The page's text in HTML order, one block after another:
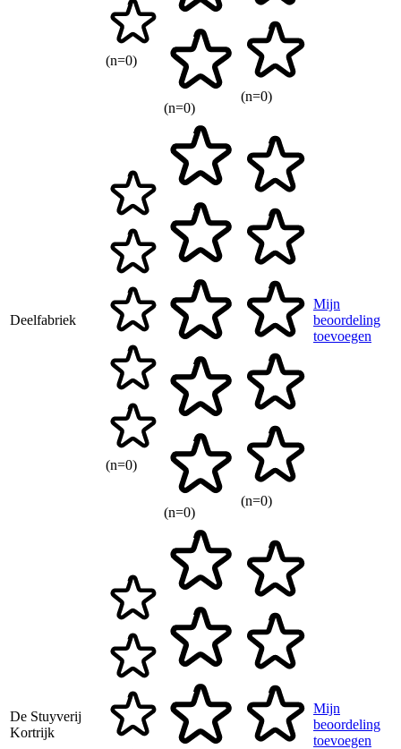
(n=0)
(n=0)
(n=0)
Deelfabriek
(n=0)
(n=0)
(n=0)
Mijn
beoordeling
toevoegen
De Stuyverij
Kortrijk
Mijn
beoordeling
toevoegen